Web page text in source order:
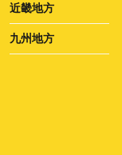
近畿地方
九州地方